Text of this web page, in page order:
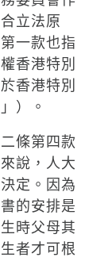
立法原
一款也指
香港特別
香港特別
）。
條第四款
說，人大
定。因為
的安排是
時父母其
者才可根